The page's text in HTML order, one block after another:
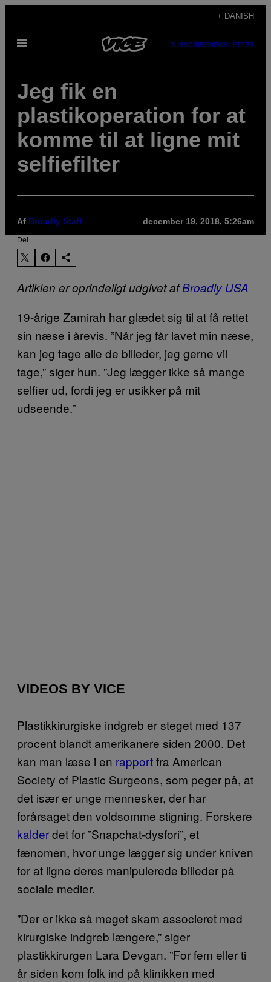
indhold
+ DANISH
Åbn
SUBSCRIBENEWSLETTER
Jeg fik en
plastikoperation for at
komme til at ligne mit
selfiefilter
Af Broadly Staff december 19, 2018, 5:26am
Del
Artiklen er oprindeligt udgivet afBroadly USA
19-årige Zamirah har glædet sig til at få rettet
sin næse i årevis. ”Når jeg får lavet min næse,
kan jeg tage alle de billeder, jeg gerne vil
tage,” siger hun. ”Jeg lægger ikke så mange
selfier ud, fordi jeg er usikker på mit
udseende.”
VIDEOS BY VICE
Plastikkirurgiske indgreb er steget med 137
procent blandt amerikanere siden 2000. Det
kan man læse i en rapportfra American
Society of Plastic Surgeons, som peger på, at
det især er unge mennesker, der har
forårsaget den voldsomme stigning. Forskere
kalderdet for ”Snapchat-dysfori”, et
fænomen, hvor unge lægger sig under kniven
for at ligne deres manipulerede billeder på
sociale medier.
”Der er ikke så meget skam associeret med
kirurgiske indgreb længere,” siger
plastikkirurgen Lara Devgan. ”For fem eller ti
år siden kom folk ind på klinikken med